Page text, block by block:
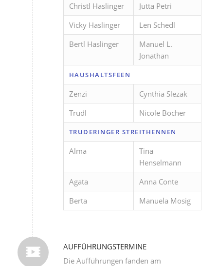
Christl Haslinger
Jutta Petri
Vicky Haslinger
Len Schedl
Bertl Haslinger
Manuel L.
Jonathan
HAUSHALTSFEEN
Zenzi
Cynthia Slezak
Trudl
Nicole Böcher
TRUDERINGER STREITHENNEN
Alma
Tina
Henselmann
Agata
Anna Conte
Berta
Manuela Mosig
AUFFÜHRUNGSTERMINE
Die Aufführungen fanden am